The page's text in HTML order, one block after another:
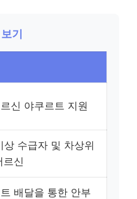
기
신 야쿠르트 지원
상 수급자 및 차상위
르신
배달을 통한 안부